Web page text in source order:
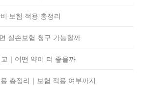
·보험 적용 총정리
실손보험 청구 가능할까
｜어떤 약이 더 좋을까
총정리｜보험 적용 여부까지